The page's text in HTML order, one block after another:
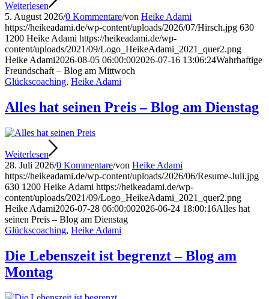
Weiterlesen
5. August 2026/0 Kommentare/von Heike Adami
https://heikeadami.de/wp-content/uploads/2026/07/Hirsch.jpg 630
1200 Heike Adami https://heikeadami.de/wp-
content/uploads/2021/09/Logo_HeikeAdami_2021_quer2.png
Heike Adami2026-08-05 06:00:002026-07-16 13:06:24Wahrhaftige
Freundschaft – Blog am Mittwoch
Glückscoaching, Heike Adami
Alles hat seinen Preis – Blog am Dienstag
Weiterlesen
28. Juli 2026/0 Kommentare/von Heike Adami
https://heikeadami.de/wp-content/uploads/2026/06/Resume-Juli.jpg
630 1200 Heike Adami https://heikeadami.de/wp-
content/uploads/2021/09/Logo_HeikeAdami_2021_quer2.png
Heike Adami2026-07-28 06:00:002026-06-24 18:00:16Alles hat
seinen Preis – Blog am Dienstag
Glückscoaching, Heike Adami
Die Lebenszeit ist begrenzt – Blog am
Montag